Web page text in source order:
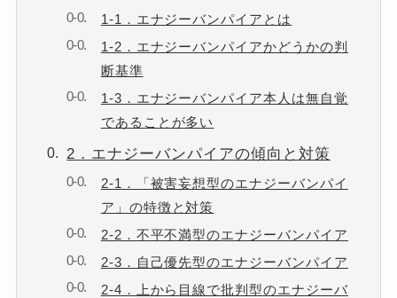
1-1．エナジーバンパイアとは
1-2．エナジーバンパイアかどうかの判
断基準
1-3．エナジーバンパイア本人は無自覚
であることが多い
2．エナジーバンパイアの傾向と対策
2-1．「被害妄想型のエナジーバンパイ
ア」の特徴と対策
2-2．不平不満型のエナジーバンパイア
2-3．自己優先型のエナジーバンパイア
2-4．上から目線で批判型のエナジーバ